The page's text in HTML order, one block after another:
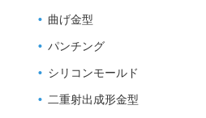
Overmoldingの射出成形
プラスチック型の部品
曲げ金型
パンチング
シリコンモールド
二重射出成形金型